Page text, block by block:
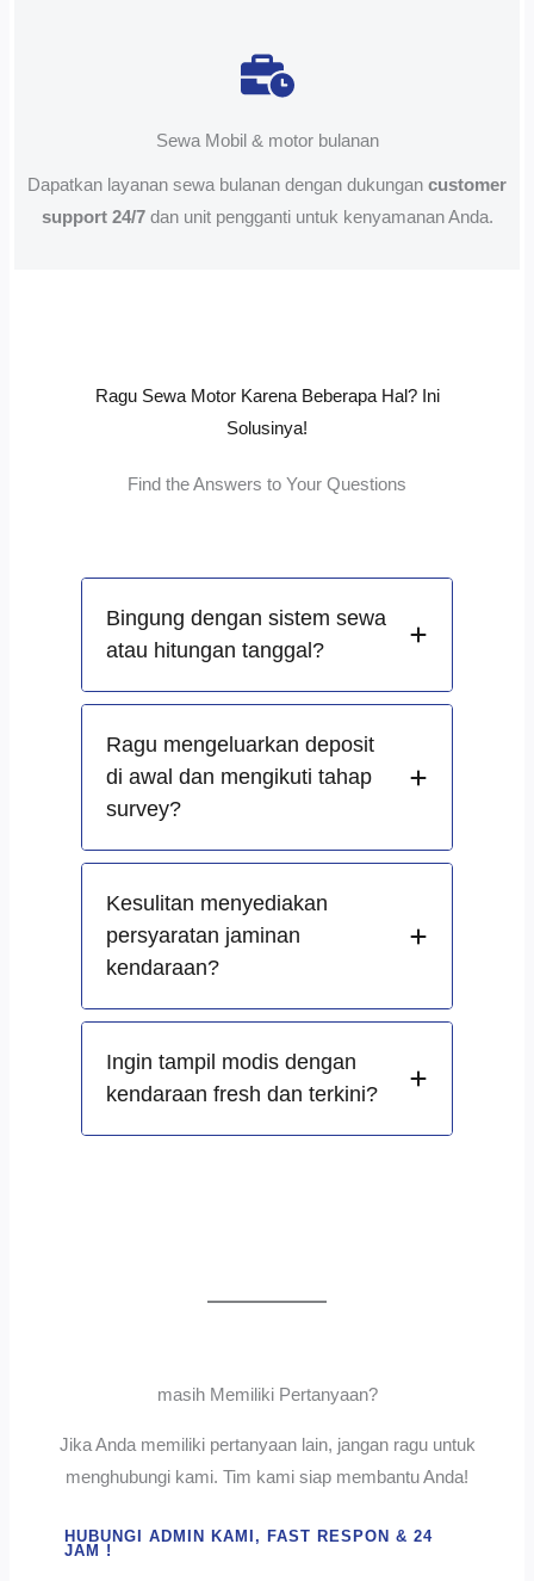
Sewa Mobil & motor bulanan
Dapatkan layanan sewa bulanan dengan dukungan customer
support 24/7dan unit pengganti untuk kenyamanan Anda.
Ragu Sewa Motor Karena Beberapa Hal? Ini
Solusinya!
Find the Answers to Your Questions
Bingung dengan sistem sewa
atau hitungan tanggal?
Ragu mengeluarkan deposit
di awal dan mengikuti tahap
survey?
Kesulitan menyediakan
persyaratan jaminan
kendaraan?
Ingin tampil modis dengan
kendaraan fresh dan terkini?
masih Memiliki Pertanyaan?
Jika Anda memiliki pertanyaan lain, jangan ragu untuk
menghubungi kami. Tim kami siap membantu Anda!
HUBUNGI ADMIN KAMI, FAST RESPON & 24
JAM !